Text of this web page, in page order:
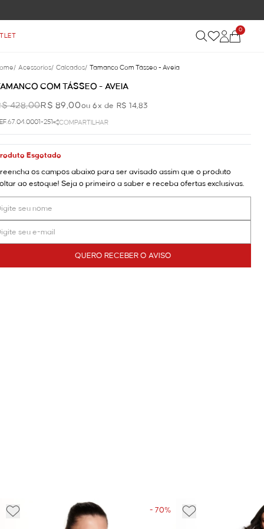
0
/ Acessorios/ Calcados/ Tamanco Com Tásseo - Aveia
COM TÁSSEO - AVEIA
428,00R$ 89,00ou 6x de R$ 14,83
251 COMPARTILHAR
Esgotado
os campos abaixo para ser avisado assim que o produto
ao estoque! Seja o primeiro a saber e receba ofertas exclusivas.
QUERO RECEBER O AVISO
- 70%